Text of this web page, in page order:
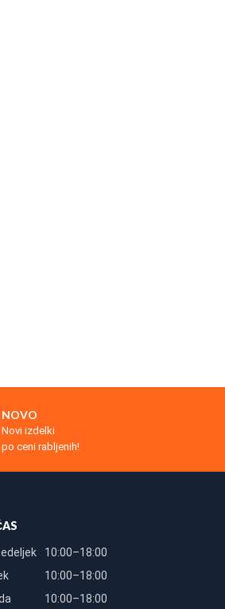
NOVO
Novi izdelki
po ceni rabljenih!
10:00–18:00
10:00–18:00
10:00–18:00